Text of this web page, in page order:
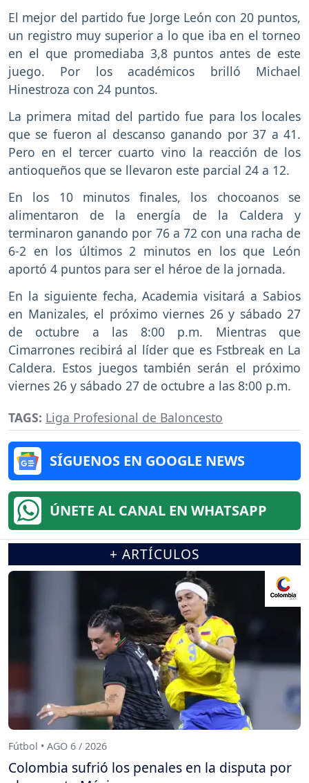
El mejor del partido fue Jorge León con 20 puntos,
un registro muy superior a lo que iba en el torneo
en el que promediaba 3,8 puntos antes de este
juego. Por los académicos brilló Michael
Hinestroza con 24 puntos.
La primera mitad del partido fue para los locales
que se fueron al descanso ganando por 37 a 41.
Pero en el tercer cuarto vino la reacción de los
antioqueños que se llevaron este parcial 24 a 12.
En los 10 minutos finales, los chocoanos se
alimentaron de la energía de la Caldera y
terminaron ganando por 76 a 72 con una racha de
6-2 en los últimos 2 minutos en los que León
aportó 4 puntos para ser el héroe de la jornada.
En la siguiente fecha, Academia visitará a Sabios
en Manizales, el próximo viernes 26 y sábado 27
de octubre a las 8:00 p.m. Mientras que
Cimarrones recibirá al líder que es Fstbreak en La
Caldera. Estos juegos también serán el próximo
viernes 26 y sábado 27 de octubre a las 8:00 p.m.
TAGS: Liga Profesional de Baloncesto
SÍGUENOS EN GOOGLE NEWS
ÚNETE AL CANAL EN WHATSAPP
+ ARTÍCULOS
Fútbol • AGO 6 / 2026
Colombia sufrió los penales en la disputa por